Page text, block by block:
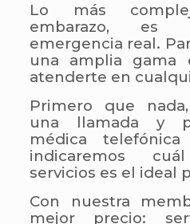
Lo más
embarazo, es
emergencia real.
una amplia gama
atenderte en
Primero que
una llamada y
médica
indicaremos
servicios es el ideal
Con nuestra
mejor precio: